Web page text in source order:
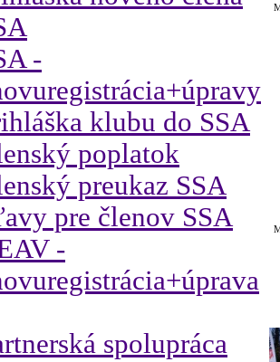
-
klubu do SSA
poplatok
preukaz SSA
pre členov SSA
-
spolupráca